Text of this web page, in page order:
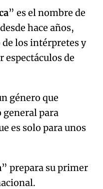
” es el nombre de
hace años,
los intérpretes y
espectáculos de
género que
general para
es solo para unos
” prepara su primer